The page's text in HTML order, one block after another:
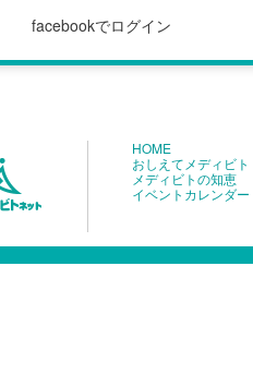
facebookでログイン
HOME
おしえてメディビト
メディビトの知恵
イベントカレンダー